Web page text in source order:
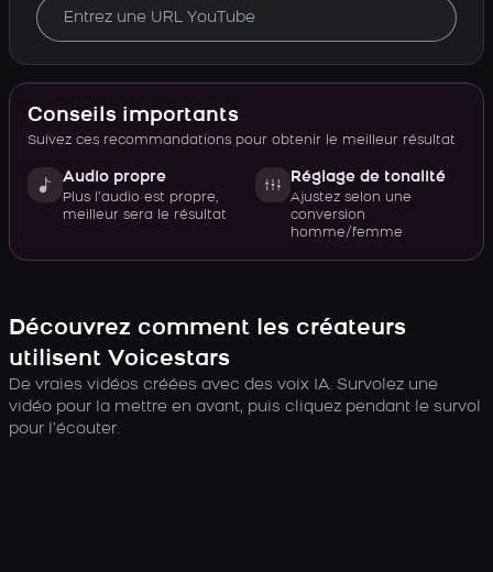
Conseils importants
Suivez ces recommandations pour obtenir le meilleur résultat
Audio propre
Plus l’audio est propre,
meilleur sera le résultat
Réglage de tonalité
Ajustez selon une
conversion
homme/femme
Découvrez comment les créateurs
utilisent Voicestars
De vraies vidéos créées avec des voix IA. Survolez une
vidéo pour la mettre en avant, puis cliquez pendant le survol
pour l’écouter.